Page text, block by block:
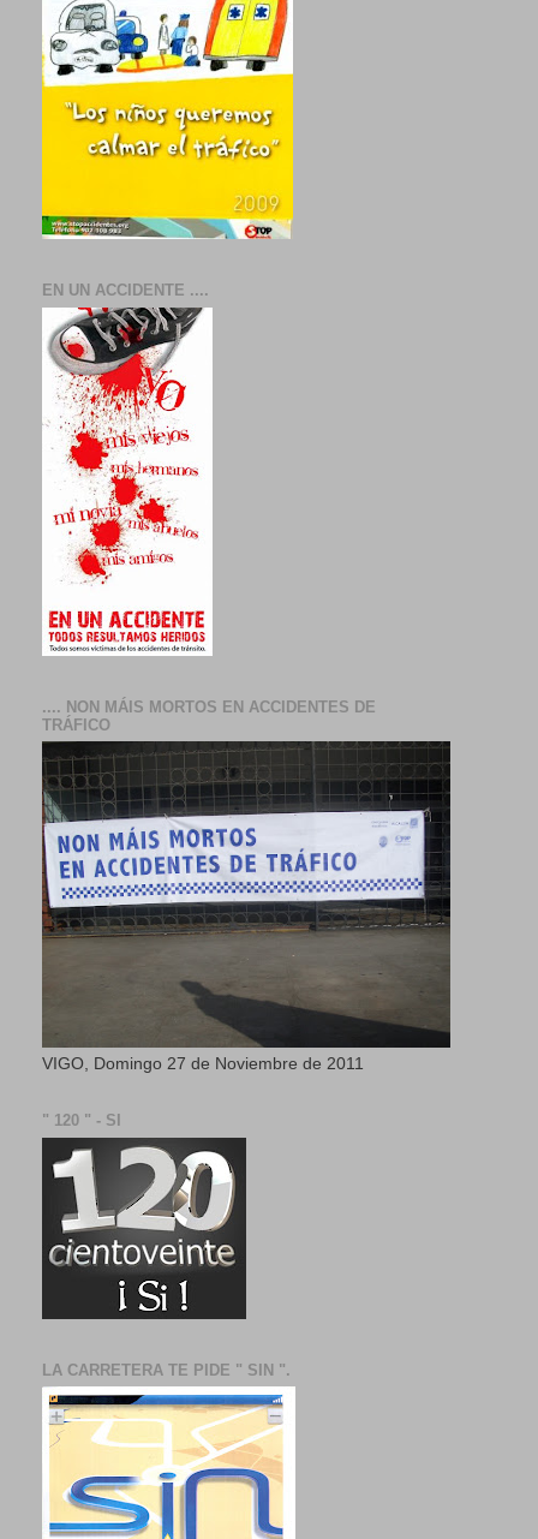
EN UN ACCIDENTE ....
.... NON MÁIS MORTOS EN ACCIDENTES DE
TRÁFICO
VIGO, Domingo 27 de Noviembre de 2011
" 120 " - SI
LA CARRETERA TE PIDE " SIN ".